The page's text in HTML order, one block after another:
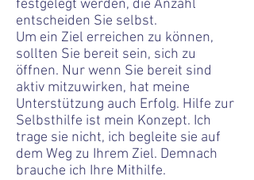
festgelegt werden, die Anzahl
entscheiden Sie selbst.
Um ein Ziel erreichen zu können,
sollten Sie bereit sein, sich zu
öffnen. Nur wenn Sie bereit sind
aktiv mitzuwirken, hat meine
Unterstützung auch Erfolg. Hilfe zur
Selbsthilfe ist mein Konzept. Ich
trage sie nicht, ich begleite sie auf
dem Weg zu Ihrem Ziel. Demnach
brauche ich Ihre Mithilfe.